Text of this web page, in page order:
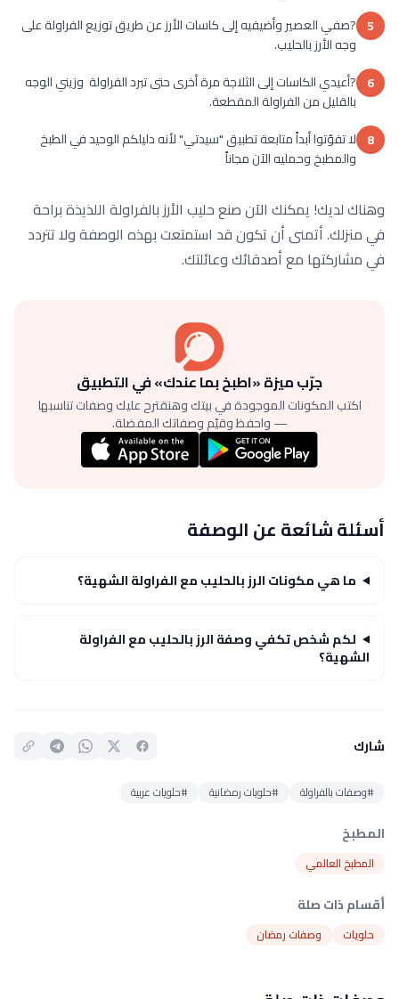
5 ?صفي العصير وأضيفيه إلى كاسات الأرز عن طريق توزيع الفراولة على
وجه الأرز بالحليب.
6 ?أعيدي الكاسات إلى الثلاجة مرة أخرى حتى تبرد الفراولة وزيني الوجه
بالقليل من الفراولة المقطعة.
8 لا تفوّتوا أبداً متابعة تطبيق "سيدتي" لأنه دليلكم الوحيد في الطبخ
والمطبخ وحمليه الآن مجاناً
وهناك لديك! يمكنك الآن صنع حليب الأرز بالفراولة اللذيذة براحة
في منزلك. أتمنى أن تكون قد استمتعت بهذه الوصفة ولا تتردد
في مشاركتها مع أصدقائك وعائلتك.
جرّب ميزة «اطبخ بما عندك» في التطبيق
اكتب المكونات الموجودة في بيتك وهنقترح عليك وصفات تناسبها
— واحفظ وقيّم وصفاتك المفضلة.
أسئلة شائعة عن الوصفة
ما هي مكونات الرز بالحليب مع الفراولة الشهية؟
لكم شخص تكفي وصفة الرز بالحليب مع الفراولة
الشهية؟
شارك
#وصفات بالفراولة #حلويات رمضانية #حلويات عربية
المطبخ
المطبخ العالمي
أقسام ذات صلة
حلويات وصفات رمضان